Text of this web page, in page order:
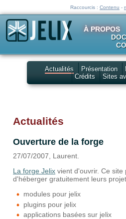
Raccourcis : Contenu -
À PROPOS
Actualités Présentation
Crédits
Sites
Actualités
Ouverture de la forge
27/07/2007, Laurent.
La forge Jelix vient d'ouvrir. Ce
d'héberger gratuitement leurs
modules pour jelix
plugins pour jelix
applications basées sur jelix